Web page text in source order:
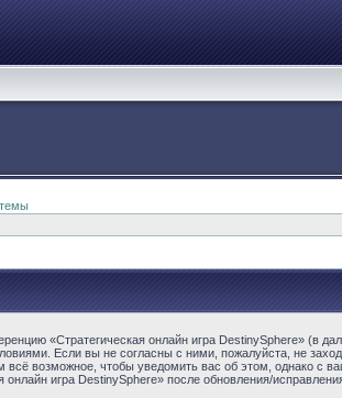
«Стратегическая онлайн игра DestinySphere» (в
Если вы не согласны с ними, пожалуйста, не
всё возможное, чтобы уведомить вас об этом, однако с
онлайн игра DestinySphere» после обновления/